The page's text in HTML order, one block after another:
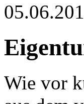
Wie vor